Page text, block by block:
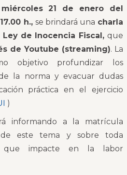
miércoles 21 de enero del
h., se brindará una charla
de Inocencia Fiscal,que
de Youtube (streaming). La
objetivo profundizar los
la norma y evacuar dudas
práctica en el ejercicio
)
informando a la matrícula
este tema y sobre toda
que impacte en la labor